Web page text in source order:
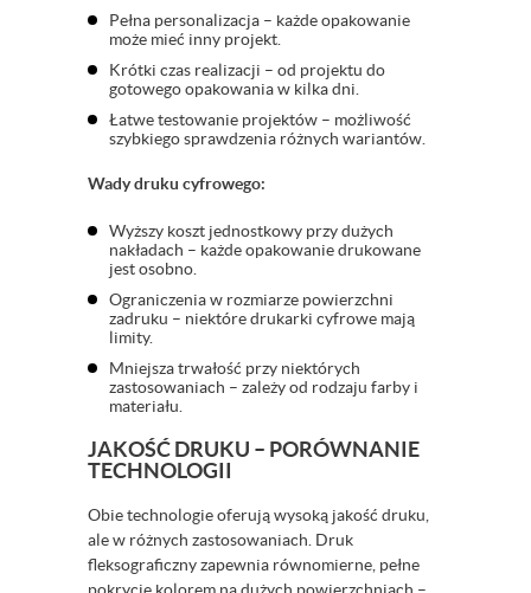
Pełna personalizacja – każde opakowanie
może mieć inny projekt.
Krótki czas realizacji – od projektu do
gotowego opakowania w kilka dni.
Łatwe testowanie projektów – możliwość
szybkiego sprawdzenia różnych wariantów.
Wady druku cyfrowego:
Wyższy koszt jednostkowy przy dużych
nakładach – każde opakowanie drukowane
jest osobno.
Ograniczenia w rozmiarze powierzchni
zadruku – niektóre drukarki cyfrowe mają
limity.
Mniejsza trwałość przy niektórych
zastosowaniach – zależy od rodzaju farby i
materiału.
JAKOŚĆ DRUKU – PORÓWNANIE
TECHNOLOGII
Obie technologie oferują wysoką jakość druku,
ale w różnych zastosowaniach. Druk
fleksograficzny zapewnia równomierne, pełne